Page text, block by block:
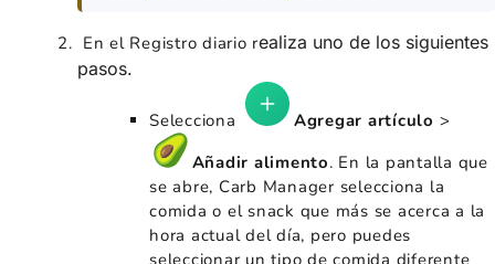
En el Registro diario realiza uno de los siguientes
pasos.
Selecciona Agregar artículo >
Añadir alimento. En la pantalla que
se abre, Carb Manager selecciona la
comida o el snack que más se acerca a la
hora actual del día, pero puedes